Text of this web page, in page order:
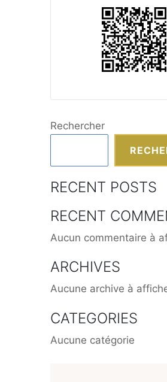
Rechercher
RECENT POSTS
RECENT
Aucun commentaire à
ARCHIVES
Aucune archive à
CATEGORIES
Aucune catégorie